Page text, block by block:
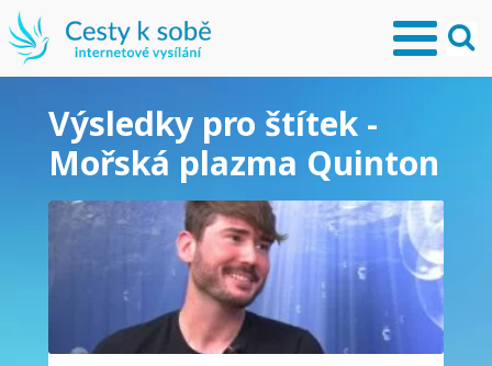
Výsledky pro štítek -
Mořská plazma Quinton